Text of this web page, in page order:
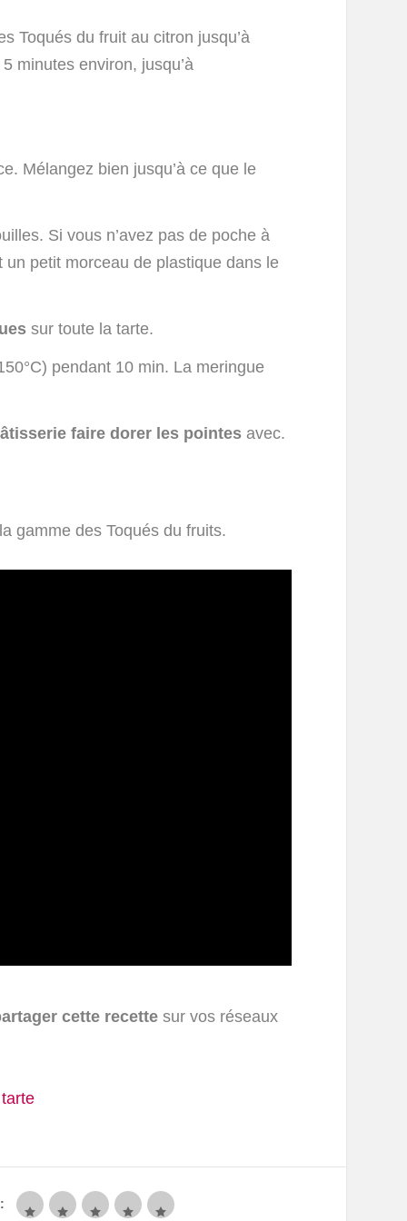
Toqués du fruit au citron jusqu’à
minutes environ, jusqu’à
Mélangez bien jusqu’à ce que le
Si vous n’avez pas de poche à
un petit morceau de plastique dans le
sur toute la tarte.
pendant 10 min. La meringue
faire dorer les pointes avec.
gamme des Toqués du fruits.
cette recettesur vos réseaux
tarte